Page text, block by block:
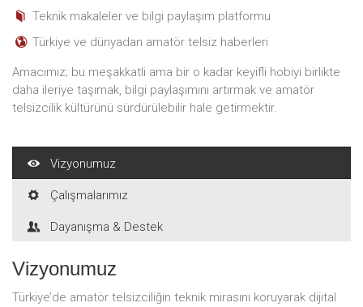
Teknik makaleler ve bilgi paylaşım platformu
Türkiye ve dünyadan amatör telsiz haberleri
Amacımız; bu meşakkatli ama bir o kadar keyifli hobiyi birlikte
daha ileriye taşımak, bilgi paylaşımını artırmak ve amatör
telsizcilik kültürünü sürdürülebilir hale getirmektir.
Vizyonumuz
Çalışmalarımız
Dayanışma & Destek
Vizyonumuz
Türkiye’de amatör telsizciliğin teknik mirasını koruyarak dijital